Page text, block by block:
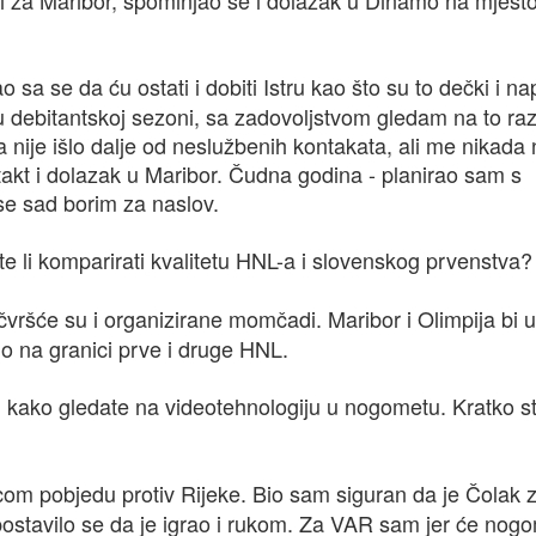
sa se da ću ostati i dobiti Istru kao što su to dečki i
sezoni, sa zadovoljstvom gledam na to
išlo dalje od neslužbenih kontakata, ali me nikada
i dolazak u Maribor. Čudna godina - planirao sam s
sad borim za naslov.
li komparirati kvalitetu HNL-a i slovenskog prvenstva?
su i organizirane momčadi. Maribor i Olimpija bi
na granici prve i druge HNL.
gledate na videotehnologiju u nogometu. Kratko
pobjedu protiv Rijeke. Bio sam siguran da je Čolak
se da je igrao i rukom. Za VAR sam jer će